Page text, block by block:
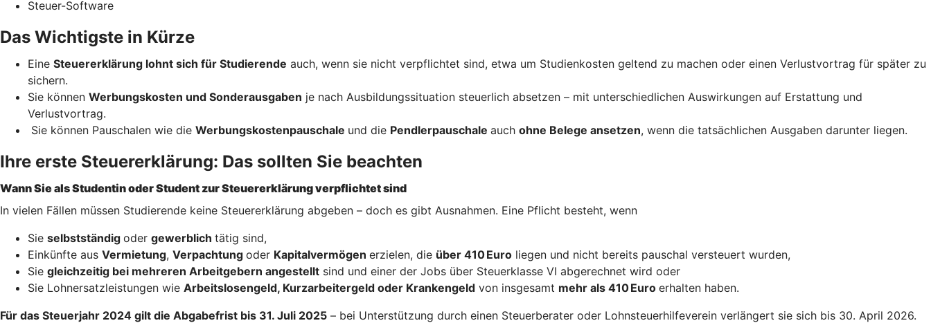
Steuer-Software
Das Wichtigste in Kürze
Eine Steuererklärung lohnt sich für Studierende auch, wenn sie nicht verpflichtet sind, etwa um Studienkosten geltend zu machen oder einen Verlustvortrag für später zu
sichern.
Sie können Werbungskosten und Sonderausgaben je nach Ausbildungssituation steuerlich absetzen – mit unterschiedlichen Auswirkungen auf Erstattung und
Verlustvortrag.
Sie können Pauschalen wie die Werbungskostenpauschale und die Pendlerpauschale auch ohne Belege ansetzen, wenn die tatsächlichen Ausgaben darunter liegen.
Ihre erste Steuererklärung: Das sollten Sie beachten
Wann Sie als Studentin oder Student zur Steuererklärung verpflichtet sind
In vielen Fällen müssen Studierende keine Steuererklärung abgeben – doch es gibt Ausnahmen. Eine Pflicht besteht, wenn
Sie selbstständig oder gewerblich tätig sind,
Einkünfte aus Vermietung, Verpachtung oder Kapitalvermögen erzielen, die über 410 Euro liegen und nicht bereits pauschal versteuert wurden,
Sie gleichzeitig bei mehreren Arbeitgebern angestellt sind und einer der Jobs über Steuerklasse VI abgerechnet wird oder
Sie Lohnersatzleistungen wie Arbeitslosengeld, Kurzarbeitergeld oder Krankengeld von insgesamt mehr als 410 Euro erhalten haben.
Für das Steuerjahr 2024 gilt die Abgabefrist bis 31. Juli 2025 – bei Unterstützung durch einen Steuerberater oder Lohnsteuerhilfeverein verlängert sie sich bis 30. April 2026.